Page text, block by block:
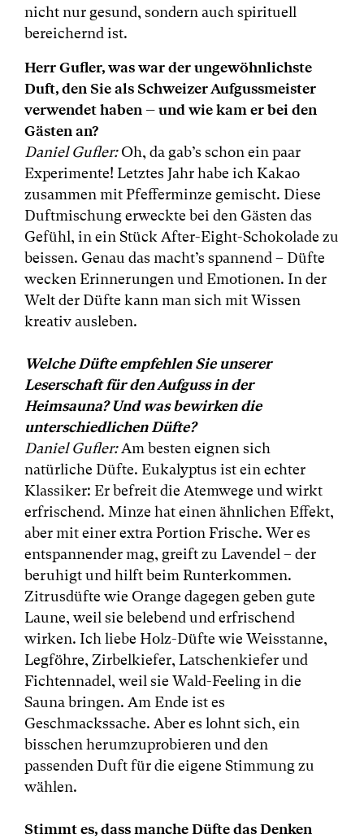
nicht nur gesund, sondern auch spirituell
bereichernd ist.
Herr Gufler, was war der ungewöhnlichste
Duft, den Sie als Schweizer Aufgussmeister
verwendet haben – und wie kam er bei den
Gästen an?
Daniel Gufler:Oh, da gab’s schon ein paar
Experimente! Letztes Jahr habe ich Kakao
zusammen mit Pfefferminze gemischt. Diese
Duftmischung erweckte bei den Gästen das
Gefühl, in ein Stück After-Eight-Schokolade zu
beissen. Genau das macht’s spannend – Düfte
wecken Erinnerungen und Emotionen. In der
Welt der Düfte kann man sich mit Wissen
kreativ ausleben.
Welche Düfte empfehlen Sie unserer
Leserschaft für den Aufguss in der
Heimsauna? Und was bewirken die
unterschiedlichen Düfte?
Daniel Gufler:Am besten eignen sich
natürliche Düfte. Eukalyptus ist ein echter
Klassiker: Er befreit die Atemwege und wirkt
erfrischend. Minze hat einen ähnlichen Effekt,
aber mit einer extra Portion Frische. Wer es
entspannender mag, greift zu Lavendel – der
beruhigt und hilft beim Runterkommen.
Zitrusdüfte wie Orange dagegen geben gute
Laune, weil sie belebend und erfrischend
wirken. Ich liebe Holz-Düfte wie Weisstanne,
Legföhre, Zirbelkiefer, Latschenkiefer und
Fichtennadel, weil sie Wald-Feeling in die
Sauna bringen. Am Ende ist es
Geschmackssache. Aber es lohnt sich, ein
bisschen herumzuprobieren und den
passenden Duft für die eigene Stimmung zu
wählen.
Stimmt es, dass manche Düfte das Denken